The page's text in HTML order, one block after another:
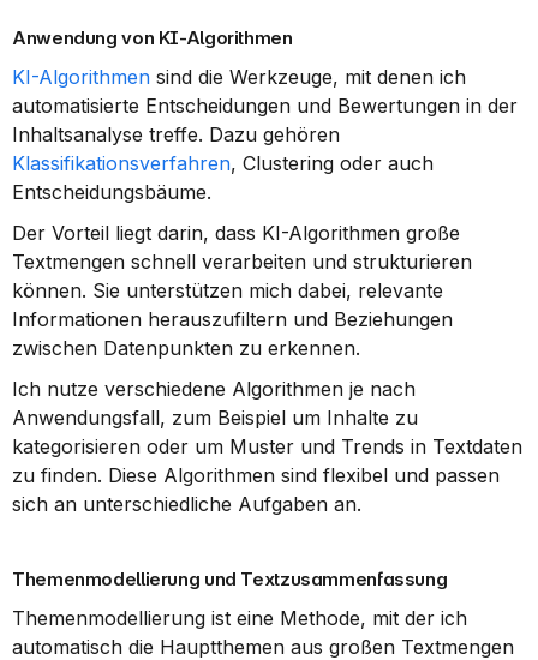
Anwendung von KI-Algorithmen
KI-Algorithmen sind die Werkzeuge, mit denen ich
automatisierte Entscheidungen und Bewertungen in der
Klassifikationsverfahren, Clustering oder auch
Entscheidungsbäume.
Der Vorteil liegt darin, dass KI-Algorithmen große
Textmengen schnell verarbeiten und strukturieren
können. Sie unterstützen mich dabei, relevante
Informationen herauszufiltern und Beziehungen
zwischen Datenpunkten zu erkennen.
Ich nutze verschiedene Algorithmen je nach
Anwendungsfall, zum Beispiel um Inhalte zu
kategorisieren oder um Muster und Trends in Textdaten
zu finden. Diese Algorithmen sind flexibel und passen
sich an unterschiedliche Aufgaben an.
Themenmodellierung und Textzusammenfassung
Themenmodellierung ist eine Methode, mit der ich
automatisch die Hauptthemen aus großen Textmengen